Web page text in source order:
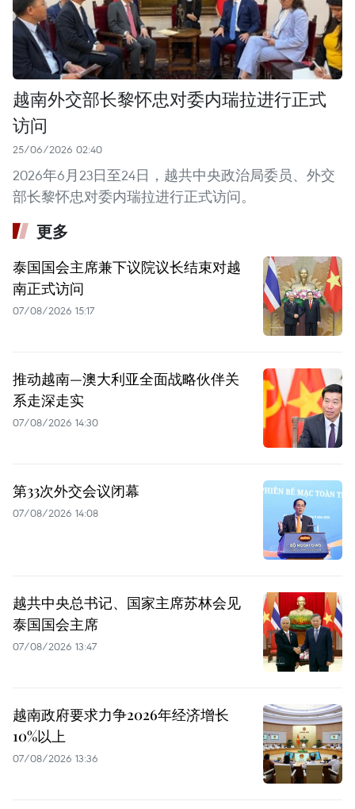
越南外交部长黎怀忠对委内瑞拉进行正式
访问
25/06/2026 02:40
2026年6月23日至24日，越共中央政治局委员、外交
部长黎怀忠对委内瑞拉进行正式访问。
更多
泰国国会主席兼下议院议长结束对越
南正式访问
07/08/2026 15:17
推动越南—澳大利亚全面战略伙伴关
系走深走实
07/08/2026 14:30
第33次外交会议闭幕
07/08/2026 14:08
越共中央总书记、国家主席苏林会见
泰国国会主席
07/08/2026 13:47
越南政府要求力争2026年经济增长
10%以上
07/08/2026 13:36